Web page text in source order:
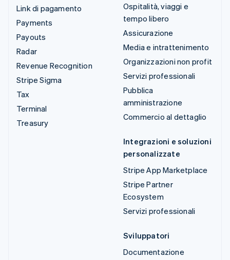
Link di pagamento
Payments
Payouts
Radar
Revenue Recognition
Stripe Sigma
Tax
Terminal
Treasury
Ospitalità, viaggi e
tempo libero
Assicurazione
Media e intrattenimento
Organizzazioni non profit
Servizi professionali
Pubblica
amministrazione
Commercio al dettaglio
Integrazioni e soluzioni
personalizzate
Stripe App Marketplace
Stripe Partner
Ecosystem
Servizi professionali
Sviluppatori
Documentazione